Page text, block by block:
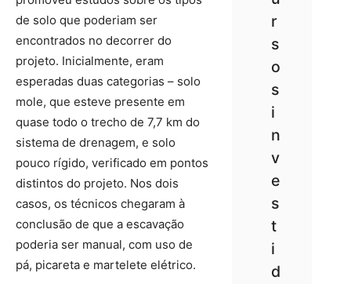
r
s
o
s
i
n
v
e
s
t
i
d
de solo que poderiam ser
encontrados no decorrer do
projeto. Inicialmente, eram
esperadas duas categorias – solo
mole, que esteve presente em
quase todo o trecho de 7,7 km do
sistema de drenagem, e solo
pouco rígido, verificado em pontos
distintos do projeto. Nos dois
casos, os técnicos chegaram à
conclusão de que a escavação
poderia ser manual, com uso de
pá, picareta e martelete elétrico.